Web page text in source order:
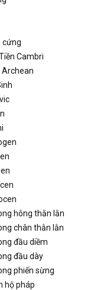
cứng
Cambri
Archean
hông thằn lằn
chân thằn lằn
đầu diềm
đầu dày
phiến sừng
hộ pháp